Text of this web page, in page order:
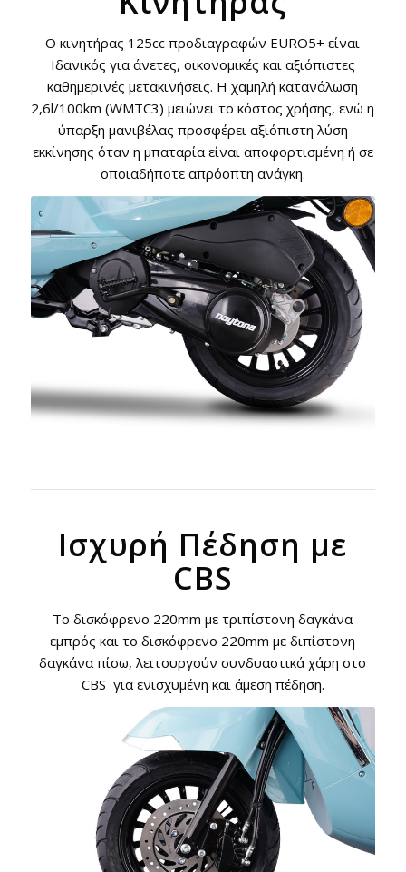
Ο κινητήρας 125cc προδιαγραφών EURO5+ είναι
Ιδανικός για άνετες, οικονομικές και αξιόπιστες
καθημερινές μετακινήσεις. Η χαμηλή κατανάλωση
2,6l/100km (WMTC3) μειώνει το κόστος χρήσης, ενώ η
ύπαρξη μανιβέλας προσφέρει αξιόπιστη λύση
εκκίνησης όταν η μπαταρία είναι αποφορτισμένη ή σε
οποιαδήποτε απρόοπτη ανάγκη.
Ισχυρή Πέδηση με
CBS
Το δισκόφρενο 220mm με τριπίστονη δαγκάνα
εμπρός και το δισκόφρενο 220mm με διπίστονη
δαγκάνα πίσω, λειτουργούν συνδυαστικά χάρη στο
CBS για ενισχυμένη και άμεση πέδηση.